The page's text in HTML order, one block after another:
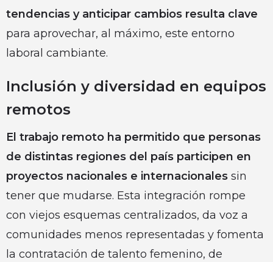
tendencias y anticipar cambios resulta clave
para aprovechar, al máximo, este entorno
laboral cambiante.
Inclusión y diversidad en equipos
remotos
El trabajo remoto ha permitido que personas
de distintas regiones del país participen en
proyectos nacionales e internacionales sin
tener que mudarse. Esta integración rompe
con viejos esquemas centralizados, da voz a
comunidades menos representadas y fomenta
la contratación de talento femenino, de